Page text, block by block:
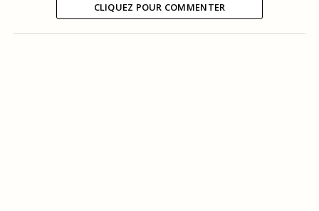
CLIQUEZ POUR COMMENTER